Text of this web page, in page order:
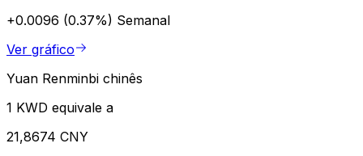
+0.0096 (0.37%) Semanal
Ver gráfico
Yuan Renminbi chinês
1 KWD equivale a
21,8674 CNY